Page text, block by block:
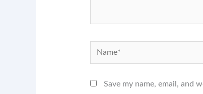
Name*
Save my name, email, and